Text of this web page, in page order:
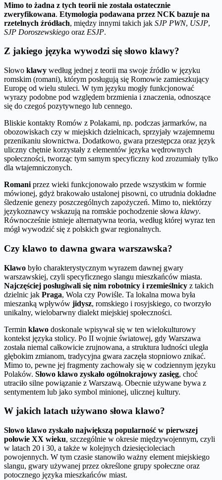
Mimo to żadna z tych teorii nie została ostatecznie
zweryfikowana. Etymologia podawana przez NCK bazuje na
rzetelnych źródłach, między innymi takich jak SJP PWN, USJP,
SJP Doroszewskiego oraz ESJP.
Z jakiego języka wywodzi się słowo klawy?
Słowo klawy według jednej z teorii ma swoje źródło w języku
romskim (romani), którym posługują się Romowie zamieszkujący
Europę od wielu stuleci. W tym języku mogły funkcjonować
wyrazy podobne pod względem brzmienia i znaczenia, odnoszące
się do czegoś pozytywnego lub cennego.
Bliskie kontakty Romów z Polakami, np. podczas jarmarków, na
obozowiskach czy w miejskich dzielnicach, sprzyjały wzajemnemu
przenikaniu słownictwa. Dodatkowo, gwara przestępcza oraz język
uliczny chętnie korzystały z elementów języka wędrownych
społeczności, tworząc tym samym specyficzny kod zrozumiały tylko
dla wtajemniczonych.
Romani przez wieki funkcjonowało przede wszystkim w formie
mówionej, gdyż brakowało ustalonej pisowni, co utrudnia dokładne
śledzenie genezy poszczególnych zapożyczeń. Mimo to, niektórzy
językoznawcy wskazują na romskie pochodzenie słowa klawy.
Równocześnie istnieje alternatywna teoria, według której wyraz ten
mógł wywodzić się z polskich gwar regionalnych.
Czy klawo to dawna gwara warszawska?
Klawo było charakterystycznym wyrazem dawnej gwary
warszawskiej, czyli specyficznego slangu mieszkańców miasta.
Najczęściej posługiwali się nim robotnicy i rzemieślnicy z takich
dzielnic jak Praga, Wola czy Powiśle. Ta lokalna mowa była
mieszanką wpływów jidysz, romskiego i rosyjskiego, co tworzyło
unikalny, wielobarwny dialekt miejskiej społeczności.
Termin klawo doskonale wpisywał się w ten wielokulturowy
kontekst języka stolicy. Po II wojnie światowej, gdy Warszawa
została niemal całkowicie zrujnowana, a struktura ludności uległa
głębokim zmianom, tradycyjna gwara zaczęła stopniowo znikać.
Mimo to, pewne jej fragmenty zachowały się w codziennym języku
Polaków. Słowo klawo zyskało ogólnokrajowy zasięg, choć
utraciło silne powiązanie z Warszawą. Obecnie używane bywa z
sentymentem lub jako symbol minionej, ulicznej kultury.
W jakich latach używano słowa klawo?
Słowo klawo zyskało największą popularność w pierwszej
połowie XX wieku, szczególnie w okresie międzywojennym, czyli
w latach 20 i 30, a także w kolejnych dziesięcioleciach
powojennych. W tym czasie stanowiło ważny element miejskiego
slangu, gwary używanej przez określone grupy społeczne oraz
potocznego języka mieszkańców miast.